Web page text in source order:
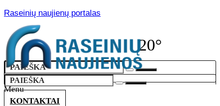
Raseinių naujienų portalas
20°
KONTAKTAI
Menu